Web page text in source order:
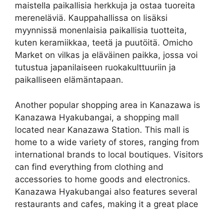
maistella paikallisia herkkuja ja ostaa tuoreita
mereneläviä. Kauppahallissa on lisäksi
myynnissä monenlaisia paikallisia tuotteita,
kuten keramiikkaa, teetä ja puutöitä. Omicho
Market on vilkas ja eläväinen paikka, jossa voi
tutustua japanilaiseen ruokakulttuuriin ja
paikalliseen elämäntapaan.
Another popular shopping area in Kanazawa is
Kanazawa Hyakubangai, a shopping mall
located near Kanazawa Station. This mall is
home to a wide variety of stores, ranging from
international brands to local boutiques. Visitors
can find everything from clothing and
accessories to home goods and electronics.
Kanazawa Hyakubangai also features several
restaurants and cafes, making it a great place